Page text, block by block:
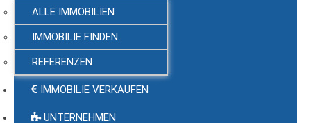
ALLE IMMOBILIEN
IMMOBILIE FINDEN
REFERENZEN
IMMOBILIE VERKAUFEN
UNTERNEHMEN